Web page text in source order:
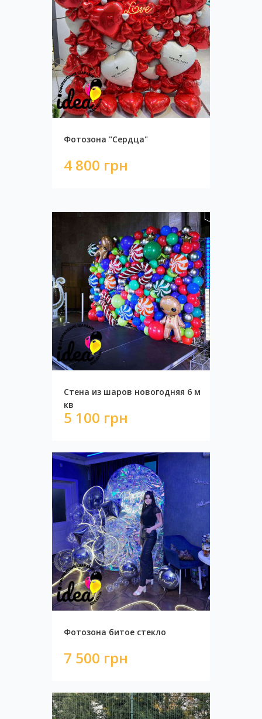
Фотозона корпоратив
16 788 грн
6 675 грн
Фотозона "Сердца"
4 800 грн
Стена из шаров новогодняя 6 м
кв
5 100 грн
Фотозона битое стекло
7 500 грн